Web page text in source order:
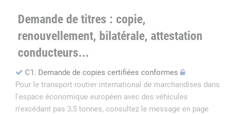
Demande de titres : copie,
renouvellement, bilatérale, attestation
conducteurs...
C1. Demande de copies certifiées conformes
Pour le transport routier international de marchandises dans
l'espace économique européen avec des véhicules
n'excédant pas 3,5 tonnes, consultez le message en page